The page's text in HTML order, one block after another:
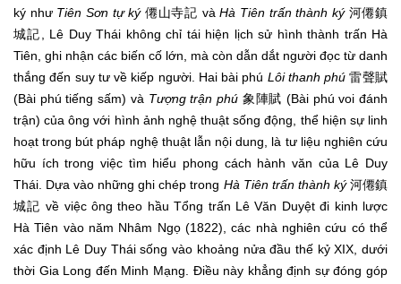
ký như Tiên Sơn tự ký僊山寺記 vàHà Tiên trấn thành ký 河僊鎮
城記, Lê Duy Thái không chỉ tái hiện lịch sử hình thành trấn Hà
Tiên, ghi nhận các biến cố lớn, mà còn dẫn dắt người đọc từ danh
thắng đến suy tư về kiếp người. Hai bài phú Lôi thanh phú 雷聲賦
(Bài phú tiếng sấm) và Tượng trận phú 象陣賦 (Bài phú voi đánh
trận) của ông với hình ảnh nghệ thuật sống động, thể hiện sự linh
hoạt trong bút pháp nghệ thuật lẫn nội dung, là tư liệu nghiên cứu
hữu ích trong việc tìm hiểu phong cách hành văn của Lê Duy
Thái. Dựa vào những ghi chép trong Hà Tiên trấn thành ký河僊鎮
城記 về việc ông theo hầu Tổng trấn Lê Văn Duyệt đi kinh lược
Hà Tiên vào năm Nhâm Ngọ (1822), các nhà nghiên cứu có thể
xác định Lê Duy Thái sống vào khoảng nửa đầu thế kỷ XIX, dưới
thời Gia Long đến Minh Mạng. Điều này khẳng định sự đóng góp